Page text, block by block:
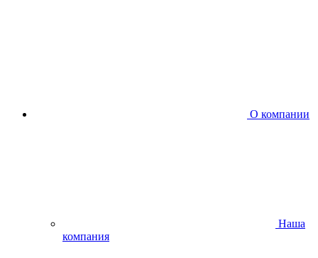
О компании
Наша
компания